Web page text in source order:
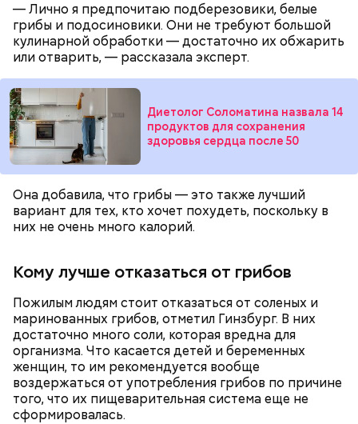
— Лично я предпочитаю подберезовики, белые
грибы и подосиновики. Они не требуют большой
кулинарной обработки — достаточно их обжарить
или отварить, — рассказала эксперт.
Диетолог Соломатина назвала 14
продуктов для сохранения
здоровья сердца после 50
Она добавила, что грибы — это также лучший
вариант для тех, кто хочет похудеть, поскольку в
них не очень много калорий.
Кому лучше отказаться от грибов
Пожилым людям стоит отказаться от соленых и
маринованных грибов, отметил Гинзбург. В них
достаточно много соли, которая вредна для
организма. Что касается детей и беременных
женщин, то им рекомендуется вообще
воздержаться от употребления грибов по причине
того, что их пищеварительная система еще не
сформировалась.
лишним весом.